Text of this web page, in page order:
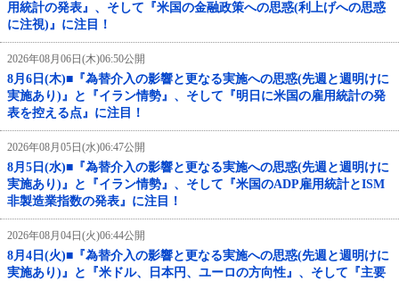
用統計の発表』、そして『米国の金融政策への思惑(利上げへの思惑
に注視)』に注目！
2026年08月06日(木)06:50公開
8月6日(木)■『為替介入の影響と更なる実施への思惑(先週と週明けに
実施あり)』と『イラン情勢』、そして『明日に米国の雇用統計の発
表を控える点』に注目！
2026年08月05日(水)06:47公開
8月5日(水)■『為替介入の影響と更なる実施への思惑(先週と週明けに
実施あり)』と『イラン情勢』、そして『米国のADP雇用統計とISM
非製造業指数の発表』に注目！
2026年08月04日(火)06:44公開
8月4日(火)■『為替介入の影響と更なる実施への思惑(先週と週明けに
実施あり)』と『米ドル、日本円、ユーロの方向性』、そして『主要